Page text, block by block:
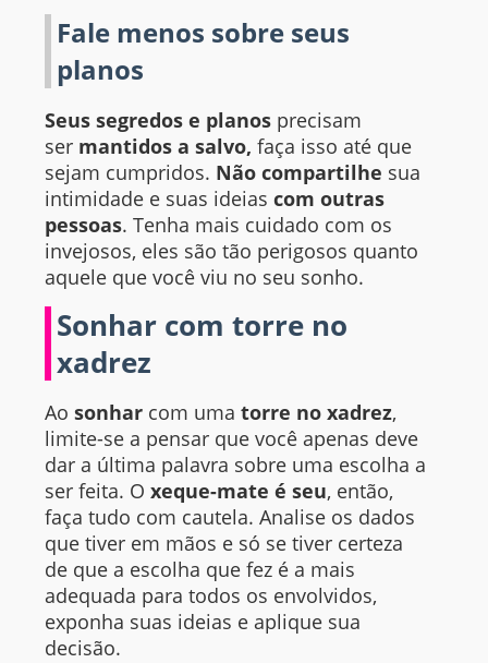
Fale menos sobre seus
planos
Seus segredos e planos precisam
ser mantidos a salvo,faça isso até que
sejam cumpridos. Não compartilhe sua
intimidade e suas ideiascom outras
pessoas. Tenha mais cuidado com os
invejosos, eles são tão perigosos quanto
aquele que você viu no seu sonho.
Sonhar com torre no
xadrez
Aosonhar com umatorre no xadrez,
limite-se a pensar que você apenas deve
dar a última palavra sobre uma escolha a
ser feita. Oxeque-mate é seu, então,
faça tudo com cautela. Analise os dados
que tiver em mãos e só se tiver certeza
de que a escolha que fez é a mais
adequada para todos os envolvidos,
exponha suas ideias e aplique sua
decisão.